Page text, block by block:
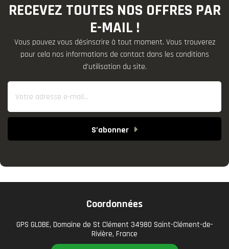
RECEVEZ TOUTES NOS OFFRES PAR
E-MAIL !
Vous pouvez vous désinscrire à tout moment. Vous trouverez
pour cela nos informations de contact dans les conditions
d'utilisation du site.
S’abonner
Coordonnées
GPS GLOBE, Domaine de St Clément 34980 Saint-Clément-de-
Rivière, France